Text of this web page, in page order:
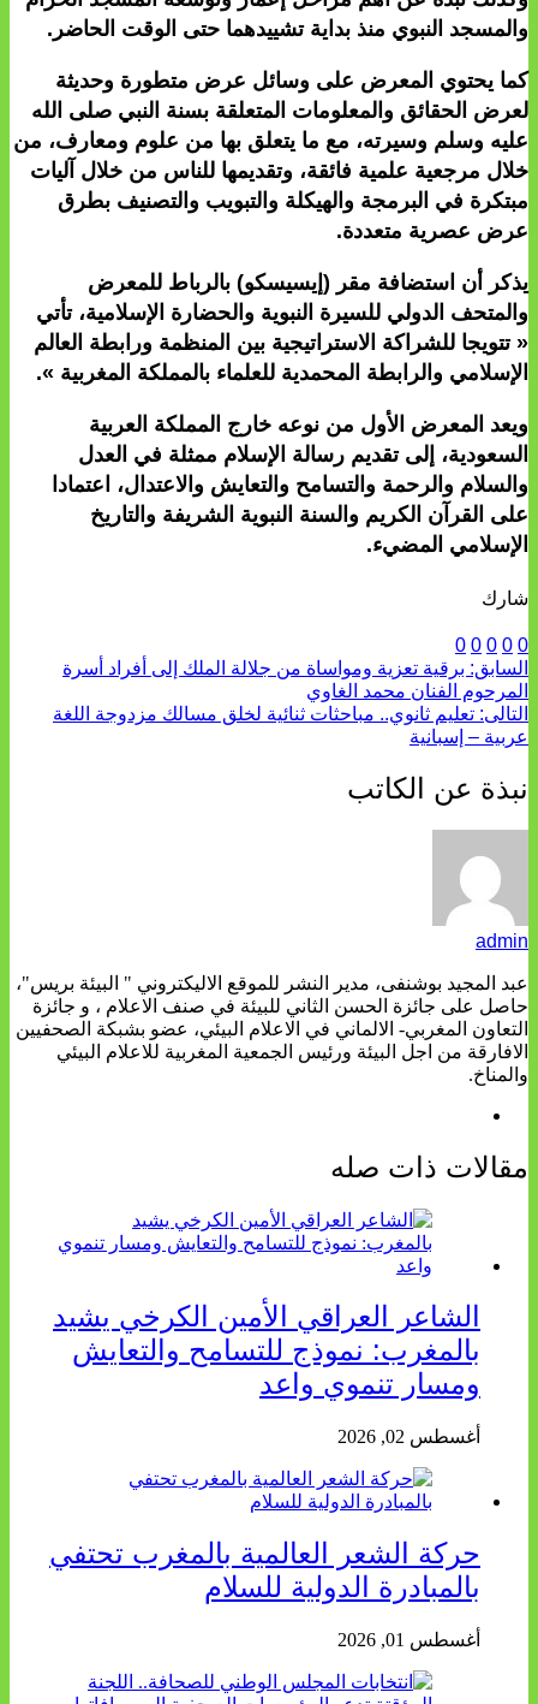
والمسجد النبوي منذ بداية تشييدهما حتى الوقت الحاضر.
كما يحتوي المعرض على وسائل عرض متطورة وحديثة
لعرض الحقائق والمعلومات المتعلقة بسنة النبي صلى الله
عليه وسلم وسيرته، مع ما يتعلق بها من علوم ومعارف، من
خلال مرجعية علمية فائقة، وتقديمها للناس من خلال آليات
مبتكرة في البرمجة والهيكلة والتبويب والتصنيف بطرق
عرض عصرية متعددة.
يذكر أن استضافة مقر (إيسيسكو) بالرباط للمعرض
والمتحف الدولي للسيرة النبوية والحضارة الإسلامية، تأتي
« تتويجا للشراكة الاستراتيجية بين المنظمة ورابطة العالم
الإسلامي والرابطة المحمدية للعلماء بالمملكة المغربية ».
ويعد المعرض الأول من نوعه خارج المملكة العربية
السعودية، إلى تقديم رسالة الإسلام ممثلة في العدل
والسلام والرحمة والتسامح والتعايش والاعتدال، اعتمادا
على القرآن الكريم والسنة النبوية الشريفة والتاريخ
الإسلامي المضيء.
شارك
0
0
0
0
0
السابق: برقية تعزية ومواساة من جلالة الملك إلى أفراد أسرة
المرحوم الفنان محمد الغاوي
التالى: تعليم ثانوي.. مباحثات ثنائية لخلق مسالك مزدوجة اللغة
عربية – إسبانية
نبذة عن الكاتب
admin
عبد المجيد بوشنفى، مدير النشر للموقع الاليكتروني " البيئة بريس"،
حاصل على جائزة الحسن الثاني للبيئة في صنف الاعلام ، و جائزة
التعاون المغربي- الالماني في الاعلام البيئي، عضو بشبكة الصحفيين
الافارقة من اجل البيئة ورئيس الجمعية المغربية للاعلام البيئي
والمناخ.
مقالات ذات صله
الشاعر العراقي الأمين الكرخي يشيد
بالمغرب: نموذج للتسامح والتعايش
ومسار تنموي واعد
أغسطس 02, 2026
حركة الشعر العالمية بالمغرب تحتفي
بالمبادرة الدولية للسلام
أغسطس 01, 2026